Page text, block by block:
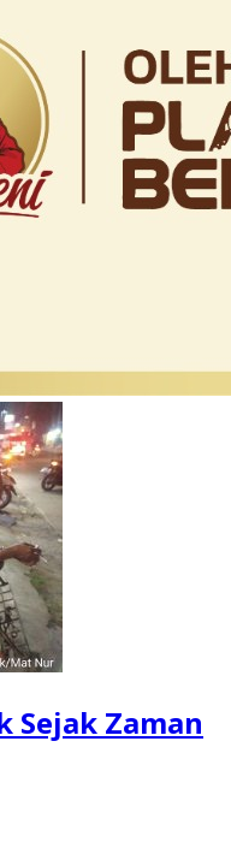
Sejak Zaman